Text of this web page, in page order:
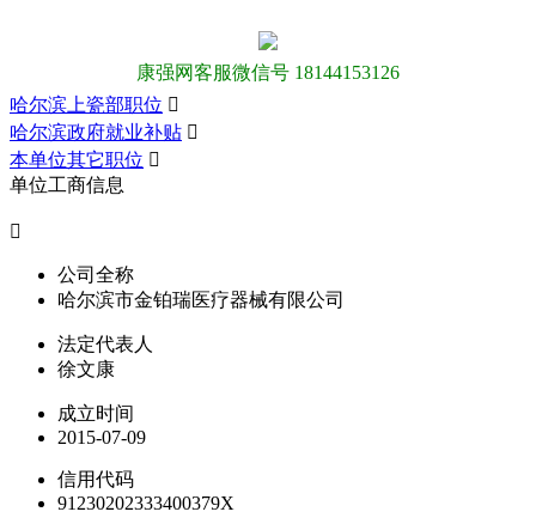
康强网客服微信号 18144153126
哈尔滨上瓷部职位 
哈尔滨政府就业补贴 
本单位其它职位 
单位工商信息

公司全称
哈尔滨市金铂瑞医疗器械有限公司
法定代表人
徐文康
成立时间
2015-07-09
信用代码
91230202333400379X